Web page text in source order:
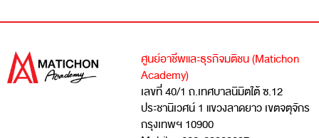
ศูนย์อาชีพและธุรกิจมติชน (Matichon
Academy)
เลขที่ 40/1 ถ.เทศบาลนิมิตใต้ ซ.12
ประชานิเวศน์ 1 แขวงลาดยาว เขตจตุจักร
กรุงเทพฯ 10900